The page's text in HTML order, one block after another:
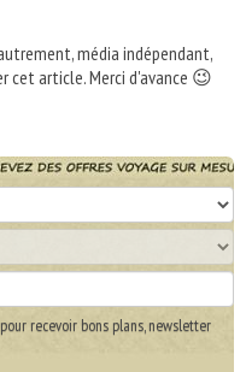
média indépendant,
cet article. Merci d'avance 😉
recevoir bons plans, newsletter